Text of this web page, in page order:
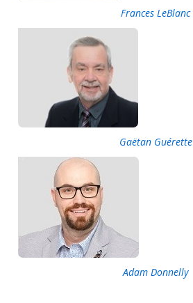
Frances LeBlanc
Gaëtan Guérette
Adam Donnelly